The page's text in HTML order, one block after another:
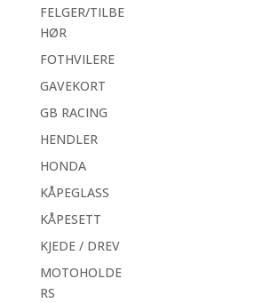
FELGER/TILBE
HØR
FOTHVILERE
GAVEKORT
GB RACING
HENDLER
HONDA
KÅPEGLASS
KÅPESETT
KJEDE / DREV
MOTOHOLDE
RS